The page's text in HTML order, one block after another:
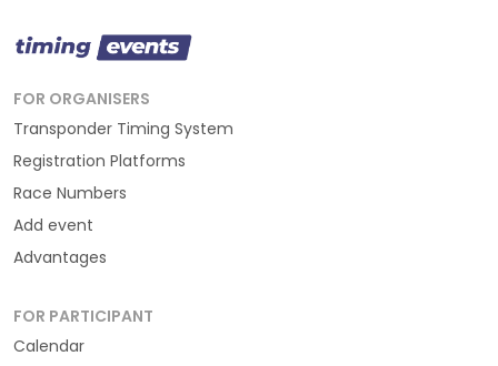
FOR ORGANISERS
Transponder Timing System
Registration Platforms
Race Numbers
Add event
Advantages
FOR PARTICIPANT
Calendar